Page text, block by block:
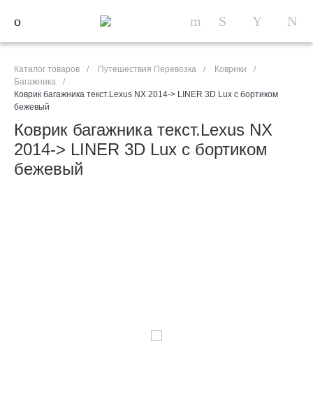
Каталог товаров / Путешествия Перевозка / Коврики
/
Багажника
/
Коврик багажника текст.Lexus NX 2014-> LINER 3D Lux с бортиком
бежевый
Коврик багажника текст.Lexus NX
2014-> LINER 3D Lux с бортиком
бежевый